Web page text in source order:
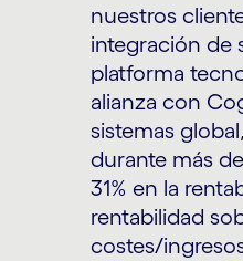
nuestros
integración de
platforma
alianza con
sistemas
durante más
31% en la
rentabilidad
costes/